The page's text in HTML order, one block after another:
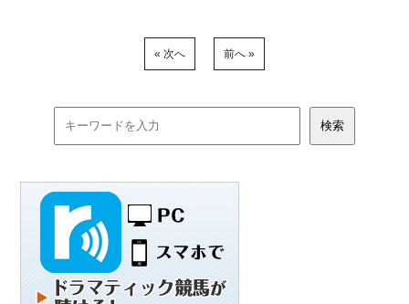
« 次へ 前へ »